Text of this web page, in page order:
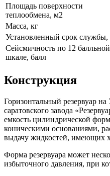
Площадь поверхности
теплообмена, м2
Масса, кг
Установленный срок службы,
Сейсмичность по 12 балльной
шкале, балл
Конструкция
Горизонтальный резервуар
саратовского завода
емкость цилиндрической
коническими основаниями,
выдачу жидкостей, имеющих
Форма резервуара может
избыточного давления, при